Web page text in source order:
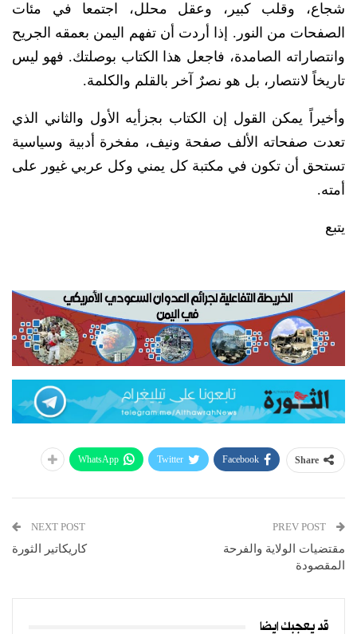
شجاع، وقلب كبير، وعقل محلل، اجتمعا في مئات
الصفحات من النور. إذا أردت أن تفهم اليمن بعمقه الجريح
وانتصاراته الصامدة، فاجعل هذا الكتاب بوصلتك. فهو ليس
تاريخاً لانتصار، بل هو نصرٌ آخر بالقلم والكلمة.
وأخيراً يمكن القول إن الكتاب بجزأيه الأول والثاني الذي
تعدت صفحاته الألف صفحة ونيف، مفخرة أدبية وسياسية
تستحق أن تكون في مكتبة كل يمني وكل عربي غيور على
أمته.
يتبع
Share
Facebook
Twitter
WhatsApp
مقتضيات الولاية والفرحة
المقصودة
NEXT POST
كاريكاتير الثورة
قد يعجبك ايضا